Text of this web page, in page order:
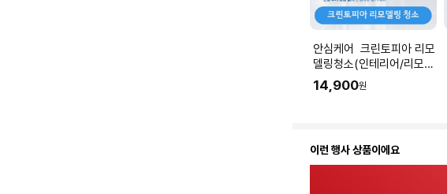
안심케어 크린토피아 리모
델링청소(인테리어/리모델
링 공사 직후) I 공간 평수
에 맞춰 수량을 입력해주세
14,900원
이런 행사 상품이에요